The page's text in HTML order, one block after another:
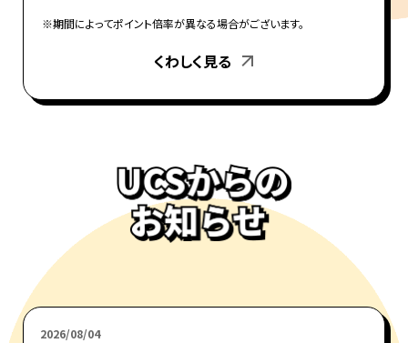
※期間によってポイント倍率が異なる場合がございます。
くわしく見る
2026/08/04